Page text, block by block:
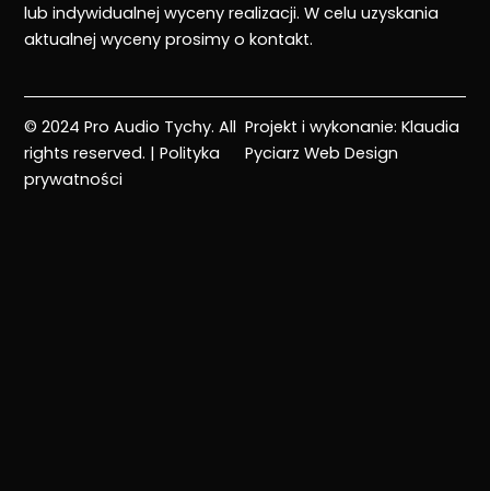
lub indywidualnej wyceny realizacji. W celu uzyskania
aktualnej wyceny prosimy o kontakt.
© 2024 Pro Audio Tychy. All
rights reserved. |Polityka
prywatności
Projekt i wykonanie: Klaudia
Pyciarz Web Design